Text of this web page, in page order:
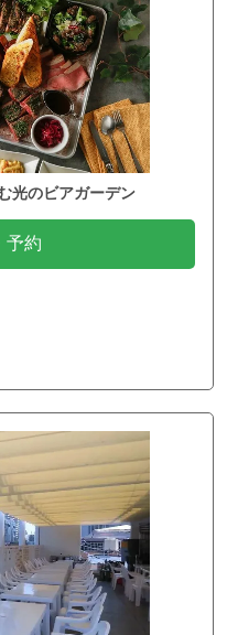
光のビアガーデン
予約